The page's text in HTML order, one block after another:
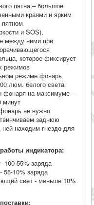
пятна – большое
краями и ярким
и SOS),
между ними при
которое фиксирует
режимов
режиме фонарь
люм. белого света
фонаря на максимуме –
минут
не нужно
заднюю
находим гнездо для
индикатора:
100-55% заряда
55-10% заряда
свет - меньше 10%